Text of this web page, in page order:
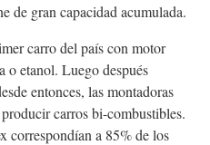
de gran capacidad acumulada.
carro del país con motor
o etanol. Luego después
entonces, las montadoras
carros bi-combustibles.
correspondían a 85% de los